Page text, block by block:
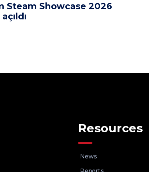
Steam Showcase 2026
Resources
News